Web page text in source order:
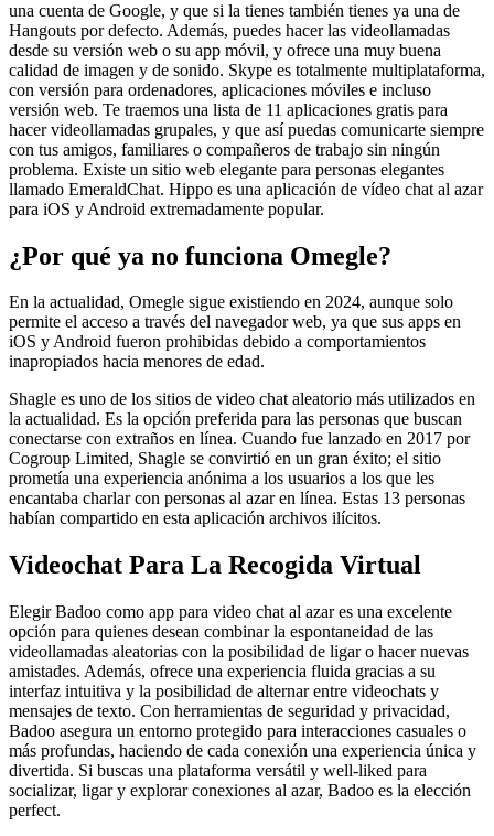
una cuenta de Google, y que si la tienes también tienes ya una de
Hangouts por defecto. Además, puedes hacer las videollamadas
desde su versión web o su app móvil, y ofrece una muy buena
calidad de imagen y de sonido. Skype es totalmente multiplataforma,
con versión para ordenadores, aplicaciones móviles e incluso
versión web. Te traemos una lista de 11 aplicaciones gratis para
hacer videollamadas grupales, y que así puedas comunicarte siempre
con tus amigos, familiares o compañeros de trabajo sin ningún
problema. Existe un sitio web elegante para personas elegantes
llamado EmeraldChat. Hippo es una aplicación de vídeo chat al azar
para iOS y Android extremadamente popular.
¿Por qué ya no funciona Omegle?
En la actualidad, Omegle sigue existiendo en 2024, aunque solo
permite el acceso a través del navegador web, ya que sus apps en
iOS y Android fueron prohibidas debido a comportamientos
inapropiados hacia menores de edad.
Shagle es uno de los sitios de video chat aleatorio más utilizados en
la actualidad. Es la opción preferida para las personas que buscan
conectarse con extraños en línea. Cuando fue lanzado en 2017 por
Cogroup Limited, Shagle se convirtió en un gran éxito; el sitio
prometía una experiencia anónima a los usuarios a los que les
encantaba charlar con personas al azar en línea. Estas 13 personas
habían compartido en esta aplicación archivos ilícitos.
Videochat Para La Recogida Virtual
Elegir Badoo como app para video chat al azar es una excelente
opción para quienes desean combinar la espontaneidad de las
videollamadas aleatorias con la posibilidad de ligar o hacer nuevas
amistades. Además, ofrece una experiencia fluida gracias a su
interfaz intuitiva y la posibilidad de alternar entre videochats y
mensajes de texto. Con herramientas de seguridad y privacidad,
Badoo asegura un entorno protegido para interacciones casuales o
más profundas, haciendo de cada conexión una experiencia única y
divertida. Si buscas una plataforma versátil y well-liked para
socializar, ligar y explorar conexiones al azar, Badoo es la elección
perfect.